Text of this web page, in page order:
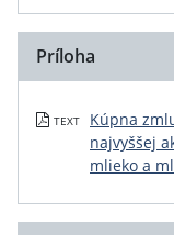
Príloha
TEXT
Kúpna
najvyššej
mlieko a